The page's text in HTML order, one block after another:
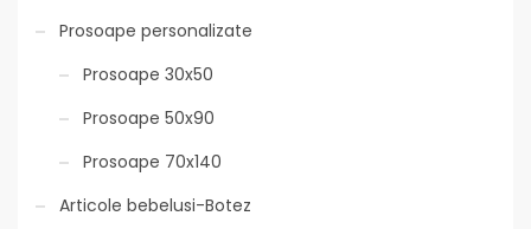
Prosoape personalizate
Prosoape 30x50
Prosoape 50x90
Prosoape 70x140
Articole bebelusi-Botez